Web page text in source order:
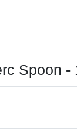
Spoon -